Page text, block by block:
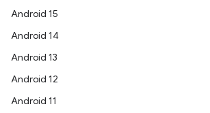
Android 15
Android 14
Android 13
Android 12
Android 11